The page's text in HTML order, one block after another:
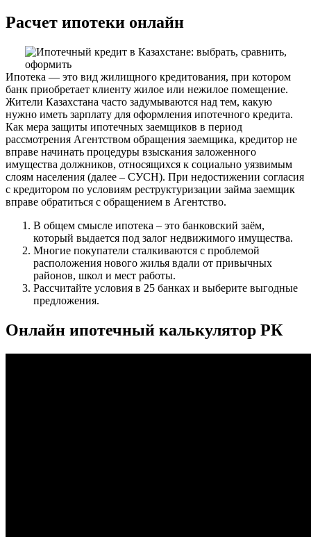
Расчет ипотеки онлайн
Ипотека — это вид жилищного кредитования, при котором
банк приобретает клиенту жилое или нежилое помещение.
Жители Казахстана часто задумываются над тем, какую
нужно иметь зарплату для оформления ипотечного кредита.
Как мера защиты ипотечных заемщиков в период
рассмотрения Агентством обращения заемщика, кредитор не
вправе начинать процедуры взыскания заложенного
имущества должников, относящихся к социально уязвимым
слоям населения (далее – СУСН). При недостижении согласия
с кредитором по условиям реструктуризации займа заемщик
вправе обратиться с обращением в Агентство.
В общем смысле ипотека – это банковский заём,
который выдается под залог недвижимого имущества.
Многие покупатели сталкиваются с проблемой
расположения нового жилья вдали от привычных
районов, школ и мест работы.
Рассчитайте условия в 25 банках и выберите выгодные
предложения.
Онлайн ипотечный калькулятор РК